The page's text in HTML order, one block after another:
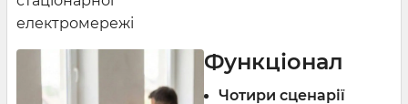
електромережі
Функціонал
Чотири сценарії